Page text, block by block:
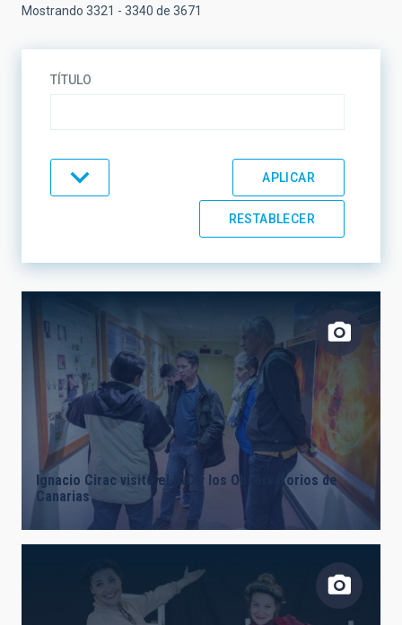
Mostrando 3321 - 3340 de 3671
TÍTULO
LÍNEAS DE INVESTIGACIÓN
LÍNEAS DE INSTRUMENTACIÓN
LÍNEAS IACTEC
ASTROFÍSICAS
Ignacio Cirac visitó el IAC y los Observatorios de
Canarias